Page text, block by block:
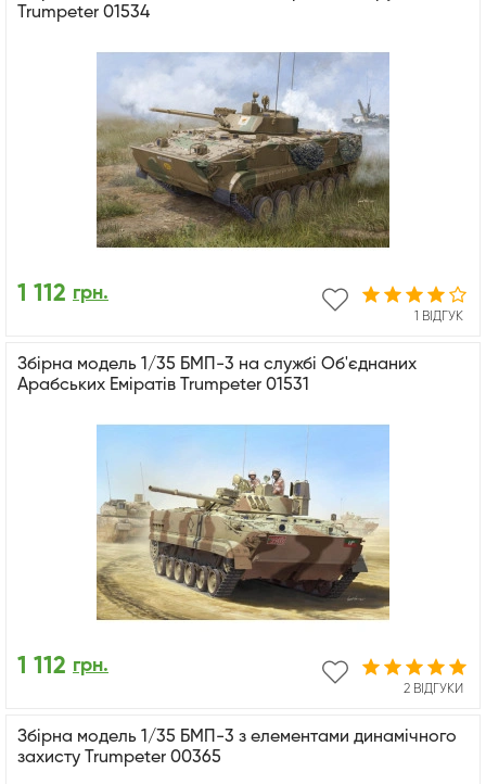
Trumpeter 01534
1 ВІДГУК
1 112 грн.
Збірна модель 1/35 БМП-3 на службі Об'єднаних
Арабських Еміратів Trumpeter 01531
2 ВІДГУКИ
1 112 грн.
Збірна модель 1/35 БМП-3 з елементами динамічного
захисту Trumpeter 00365